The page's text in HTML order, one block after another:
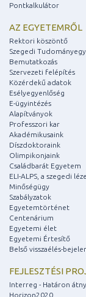
Pontkalkulátor
AZ EGYETEMRŐL
Rektori köszöntő
Szegedi
Bemutatkozás
Szervezeti felépítés
Közérdekű adatok
Esélyegyenlőség
E-ügyintézés
Alapítványok
Professzori kar
Akadémikusaink
Díszdoktoraink
Olimpikonjaink
Családbarát Egyetem
ELI-ALPS, a szegedi
Minőségügy
Szabályzatok
Egyetemtörténet
Centenárium
Egyetemi élet
Egyetemi Értesítő
Belső visszaélés-
FEJLESZTÉSI
Interreg - Határon
Horizon2020